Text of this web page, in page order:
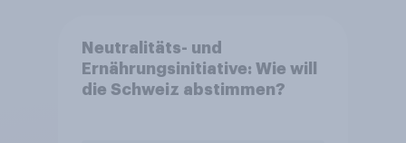
Neutralitäts- und
Ernährungsinitiative: Wie will
die Schweiz abstimmen?